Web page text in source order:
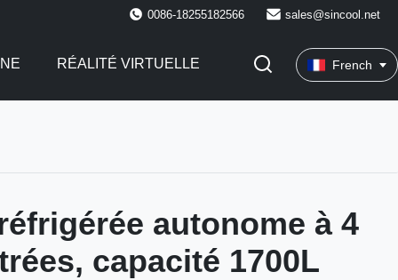
0086-18255182566 sales@sincool.net
RÉALITÉ VIRTUELLE French
autonome à 4
capacité 1700L